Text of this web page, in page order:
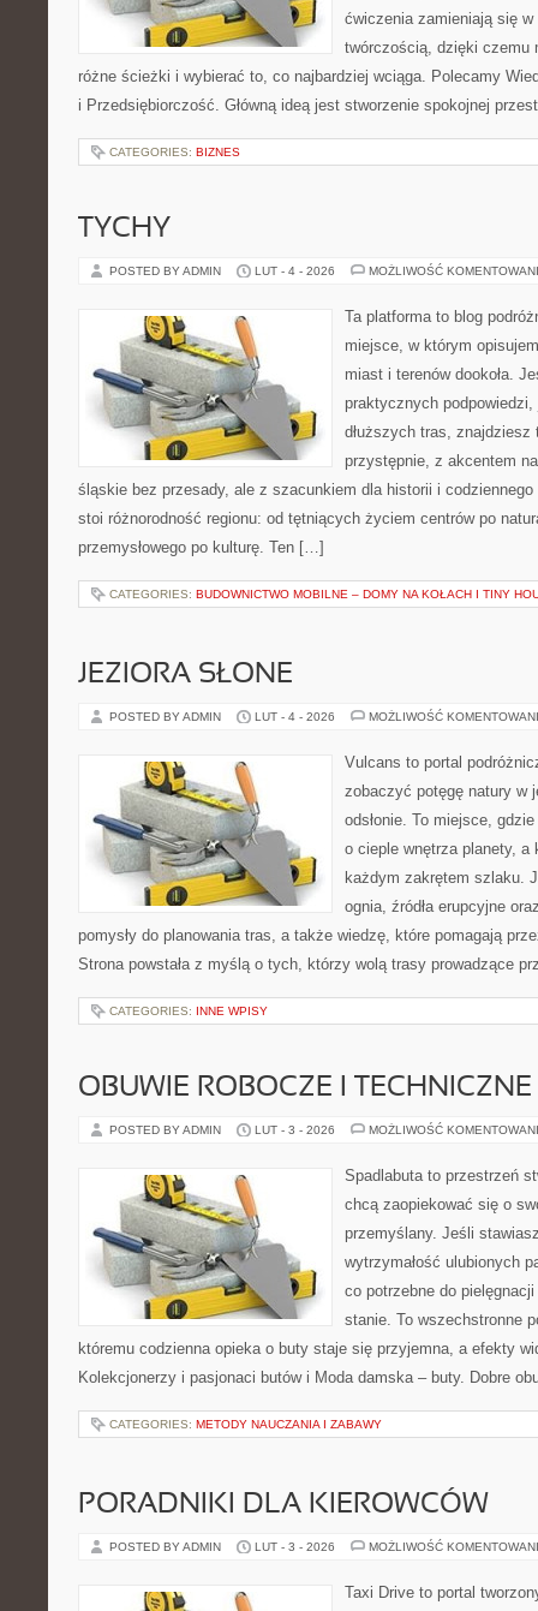
ćwiczenia zamieniają się
twórczością, dzięki czemu
różne ścieżki i wybierać to, co najbardziej wciąga. Polecamy
i Przedsiębiorczość. Główną ideą jest stworzenie spokojnej
CATEGORIES: BIZNES
TYCHY
POSTED BY ADMIN LUT - 4 - 2026 MOŻLIWOŚĆ
Ta platforma to blog
miejsce, w którym
miast i terenów dookoła.
praktycznych
dłuższych tras, znajdziesz
przystępnie, z akcentem
śląskie bez przesady, ale z szacunkiem dla historii i
stoi różnorodność regionu: od tętniących życiem centrów po
przemysłowego po kulturę. Ten […]
CATEGORIES: BUDOWNICTWO MOBILNE – DOMY NA KOŁACH I TINY
JEZIORA SŁONE
POSTED BY ADMIN LUT - 4 - 2026 MOŻLIWOŚĆ
Vulcans to portal
zobaczyć potęgę natury w
odsłonie. To miejsce,
o cieple wnętrza planety, a
każdym zakrętem szlaku.
ognia, źródła erupcyjne
pomysły do planowania tras, a także wiedzę, które pomagają
Strona powstała z myślą o tych, którzy wolą trasy prowadzące
CATEGORIES: INNE WPISY
OBUWIE ROBOCZE I TECHNICZNE
POSTED BY ADMIN LUT - 3 - 2026 MOŻLIWOŚĆ
Spadlabuta to przestrzeń
chcą zaopiekować się o
przemyślany. Jeśli
wytrzymałość ulubionych
co potrzebne do
stanie. To wszechstronne
któremu codzienna opieka o buty staje się przyjemna, a efekty
Kolekcjonerzy i pasjonaci butów i Moda damska – buty. Dobre
CATEGORIES: METODY NAUCZANIA I ZABAWY
PORADNIKI DLA KIEROWCÓW
POSTED BY ADMIN LUT - 3 - 2026 MOŻLIWOŚĆ
Taxi Drive to portal